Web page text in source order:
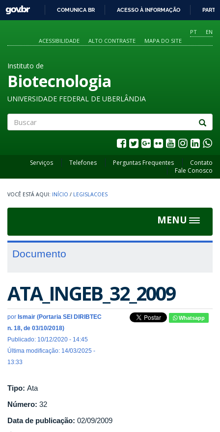
O
CONTEÚDO
GOVBR
COMUNICA BR ACESSO À INFORMAÇÃO
PT
EN
ACESSIBILIDADE
ALTO CONTRASTE MAPA DO SITE
Instituto de
Biotecnologia
UNIVERSIDADE FEDERAL DE UBERLÂNDIA
Serviços Telefones Perguntas Frequentes
Contato
Fale Conosco
INÍCIO / LEGISLACOES
MENU
Toggle
Documento
ATA_INGEB_32_2009
por Ismair (Portaria SEI DIRIBTEC
n. 18, de 03/10/2018)
Publicado: 10/12/2020 - 14:45
Última modificação: 14/03/2025 -
13:33
Whatsapp
Tipo: Ata
Número: 32
Data de publicação: 02/09/2009